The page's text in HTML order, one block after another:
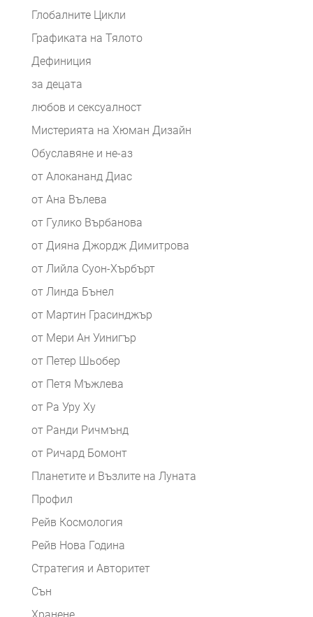
Глобалните Цикли
Графиката на Тялото
Дефиниция
за децата
любов и сексуалност
Мистерията на Хюман Дизайн
Обуславяне и не-аз
от Алокананд Диас
от Ана Вълева
от Гулико Върбанова
от Дияна Джордж Димитрова
от Лийла Суон-Хърбърт
от Линда Бънел
от Мартин Грасинджър
от Мери Ан Уинигър
от Петер Шьобер
от Петя Мъжлева
от Ра Уру Ху
от Ранди Ричмънд
от Ричард Бомонт
Планетите и Възлите на Луната
Профил
Рейв Космология
Рейв Нова Година
Стратегия и Авторитет
Сън
Хранене